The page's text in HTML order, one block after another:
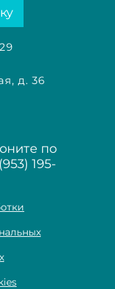
д. 36
по
195-